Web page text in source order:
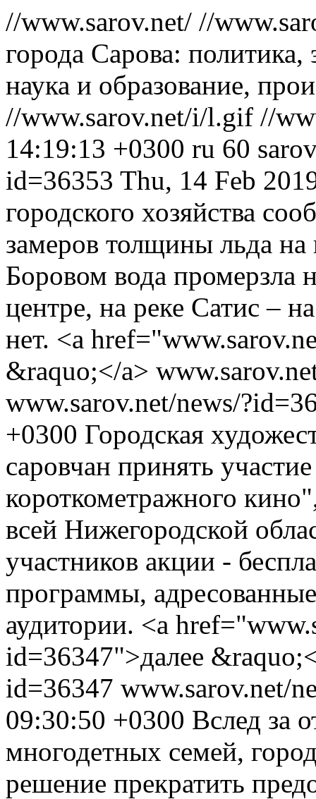
//www.sarov.net/ //
города Сарова:
наука и образование,
//www.sarov.net/i/l.gif //
14:19:13 +0300 ru 60
id=36353 Thu, 14 Feb
городского хозяйства
замеров толщины льда
Боровом вода промерзла
центре, на реке Сатис –
нет. <a
&raquo;</a>
www.sarov.net/news/
+0300 Городская
саровчан принять
короткометражного
всей Нижегородской
участников акции -
программы,
аудитории. <a
id=36347">далее
id=36347 www.sarov.net/
09:30:50 +0300 Вслед за
многодетных семей,
решение прекратить